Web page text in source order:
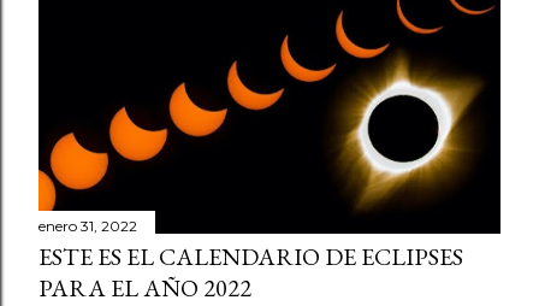
enero 31, 2022
ESTE ES EL CALENDARIO DE ECLIPSES
PARA EL AÑO 2022